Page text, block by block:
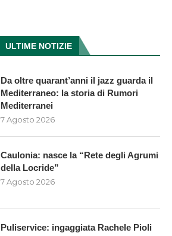
ULTIME NOTIZIE
Da oltre quarant’anni il jazz guarda il
Mediterraneo: la storia di Rumori
Mediterranei
7 Agosto 2026
Caulonia: nasce la “Rete degli Agrumi
della Locride”
7 Agosto 2026
Puliservice: ingaggiata Rachele Pioli